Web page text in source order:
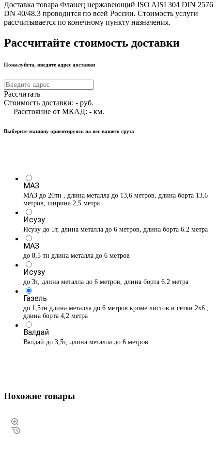
Доставка товара Фланец нержавеющий ISO AISI 304 DIN 2576
DN 40/48.3 проводится по всей России. Стоимость услуги
рассчитывается по конечному пункту назначения.
Рассчитайте стоимость доставки
Пожалуйста, введите адрес доставки
Рассчитать
Стоимость доставки: - руб.
Расстояние от МКАД: - км.
Выберите машину ориентируясь на вес вашего груза
МАЗ
МАЗ до 20тн , длина металла до 13,6 метров, длина борта 13,6
метров, ширина 2,5 метра
Исузу
Исузу до 5т, длина металла до 6 метров, длина борта 6.2 метра
МАЗ
до 8,5 тн длина металла до 6 метров
Исузу
до 3т, длина металла до 6 метров, длина борта 6.2 метра
Газель
до 1,5тн длина металла до 6 метров кроме листов и сетки 2х6 ,
длина борта 4,2 метра
Валдай
Валдай до 3,5т, длина металла до 6 метров
Похожие товары